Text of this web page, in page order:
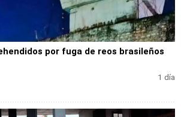
por fuga de reos brasileños
1 día